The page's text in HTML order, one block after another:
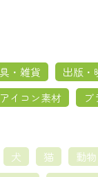
・雑貨
出版・
アイコン素材
犬 猫 動